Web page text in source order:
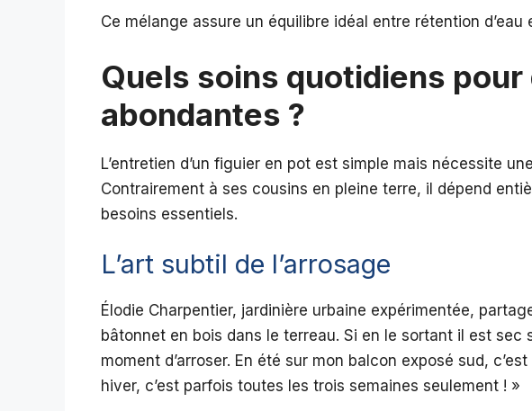
Ce mélange assure un équilibre idéal entre rétention d’eau
Quels soins quotidiens
abondantes ?
L’entretien d’un figuier en pot est simple mais nécessite
Contrairement à ses cousins en pleine terre, il dépend
besoins essentiels.
L’art subtil de l’arrosage
Élodie Charpentier, jardinière urbaine expérimentée,
bâtonnet en bois dans le terreau. Si en le sortant il est sec
moment d’arroser. En été sur mon balcon exposé sud,
hiver, c’est parfois toutes les trois semaines seulement ! »